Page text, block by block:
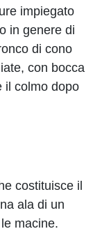
impiegato
in genere di
di cono
con bocca
il colmo dopo
costituisce il
ala di un
macine.